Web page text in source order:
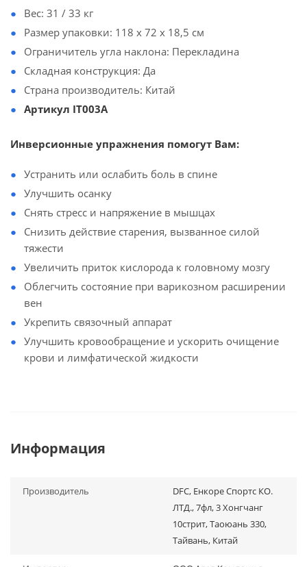
Вес: 31 / 33 кг
Размер упаковки: 118 х 72 х 18,5 см
Ограничитель угла наклона: Перекладина
Складная конструкция: Да
Страна производитель: Китай
Артикул IT003A
Инверсионные упражнения помогут Вам:
Устранить или ослабить боль в спине
Улучшить осанку
Cнять стресс и напряжение в мышцах
Снизить действие старения, вызванное силой
тяжести
Увеличить приток кислорода к головному мозгу
Облегчить состояние при варикозном расширении
вен
Укрепить связочный аппарат
Улучшить кровообращение и ускорить очищение
крови и лимфатической жидкости
Информация
Производитель
DFC, Енкоре Спортс КО.
ЛТД., 7фл, 3 Хонгчанг
10стрит, Таоюань 330,
Тайвань, Китай